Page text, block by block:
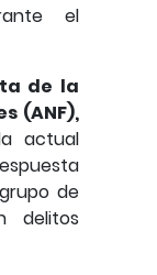
el
de la
(ANF),
actual
de
delitos